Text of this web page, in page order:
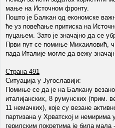
мање на Источном фронту.
Пошто је Балкан од економске
ће уз повећање притиска на
пуцањем. Зато је значајно да се
Први пут се помиње Михаиловић,
пада Италије могле да вежу
Страна 491
Ситуација у Југославији:
Помиње се да је на Балкану
италијанских, 8 румунских (прим.
11 немачких), које су везане
партизана у Хрватској и
герилским покретима је била